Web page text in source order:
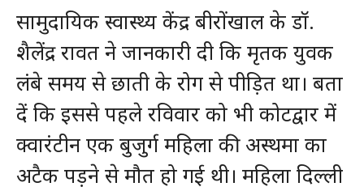
सामुदायिक स्वास्थ्य केंद्र बीरोंखाल के डॉ.
शैलेंद्र रावत ने जानकारी दी कि मृतक युवक
लंबे समय से छाती के रोग से पीड़ित था। बता
दें कि इससे पहले रविवार को भी कोटद्वार में
क्वारंटीन एक बुजुर्ग महिला की अस्थमा का
अटैक पड़ने से मौत हो गई थी। महिला दिल्ली